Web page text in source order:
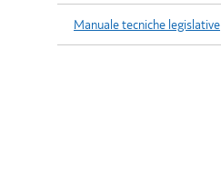
Manuale tecniche legislative